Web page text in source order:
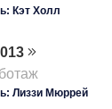
Кэт Холл
Лиззи Мюррей